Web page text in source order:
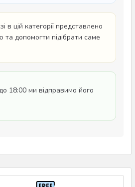
в цій категорії представлено
та допомогти підібрати саме
18:00 ми відправимо його